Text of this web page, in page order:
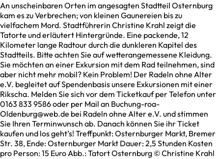
An unscheinbaren Orten im angesagten Stadtteil Osternburg
kam es zu Verbrechen; von kleinen Gaunereien bis zu
vielfachem Mord. Stadtführerin Christine Krahl zeigt die
Tatorte und erläutert Hintergründe. Eine packende, 12
Kilometer lange Radtour durch die dunkleren Kapitel des
Stadtteils. Bitte achten Sie auf wetterangemessene Kleidung.
Sie möchten an einer Exkursion mit dem Rad teilnehmen, sind
aber nicht mehr mobil? Kein Problem! Der Radeln ohne Alter
e.V. begleitet auf Spendenbasis unsere Exkursionen mit einer
Rikscha. Melden Sie sich vor dem Ticketkauf per Telefon unter
0163 833 9586 oder per Mail an Buchung-roa-
Oldenburg@web.de bei Radeln ohne Alter e.V. und stimmen
Sie Ihren Terminwunsch ab. Danach können Sie ihr Ticket
kaufen und los geht’s! Treffpunkt: Osternburger Markt, Bremer
Str. 38, Ende: Osternburger Markt Dauer: 2,5 Stunden Kosten
pro Person: 15 Euro Abb.: Tatort Osternburg © Christine Krahl